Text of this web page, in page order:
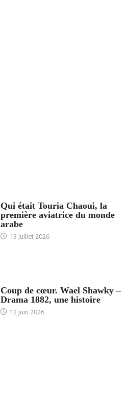
Qui était Touria Chaoui, la
première aviatrice du monde
arabe
13 juillet 2026
Coup de cœur. Wael Shawky –
Drama 1882, une histoire
12 juin 2026